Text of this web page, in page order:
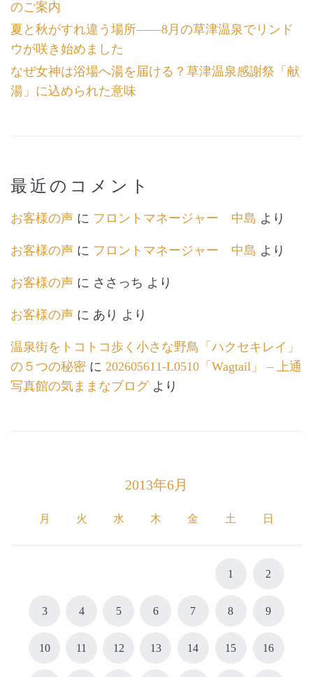
のご案内
夏と秋がすれ違う場所――8月の草津温泉でリンド
ウが咲き始めました
なぜ女神は浴場へ湯を届ける？草津温泉感謝祭「献
湯」に込められた意味
最近のコメント
お客様の声 に フロントマネージャー 中島 より
お客様の声 に フロントマネージャー 中島 より
お客様の声 に ささっち より
お客様の声 に あり より
温泉街をトコトコ歩く小さな野鳥「ハクセキレイ」
の５つの秘密 に 202605611-L0510「Wagtail」 – 上通
写真館の気ままなブログより
2013年6月
月 火 水 木 金 土 日
1 2
3 4 5 6 7 8 9
10 11 12 13 14 15 16